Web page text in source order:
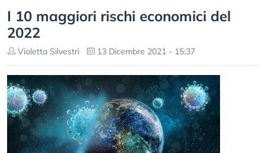
I 10 maggiori rischi economici del
2022
Violetta Silvestri 13 Dicembre 2021 - 15:37